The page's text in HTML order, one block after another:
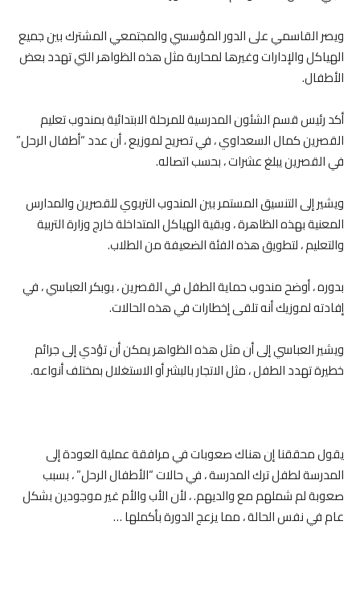
ويصر القاسمي على الدور المؤسسي والمجتمعي المشترك بين جميع
الهياكل والإدارات وغيرها لمحاربة مثل هذه الظواهر التي تهدد بعض
الأطفال.
أكد رئيس قسم الشئون المدرسية للمرحلة الابتدائية بمندوب تعليم
القصرين كمال السعداوي ، في تصريح لموزيع ، أن عدد “أطفال الرحل”
في القصرين يبلغ عشرات ، بحسب اتصاله.
ويشير إلى التنسيق المستمر بين المندوب التربوي للقصرين والمدارس
المعنية بهذه الظاهرة ، وبقية الهياكل المتداخلة خارج وزارة التربية
والتعليم ، لتطويق هذه الفئة الضعيفة من الطلاب.
بدوره ، أوضح مندوب حماية الطفل في القصرين ، بوبكر العباسي ، في
إفادته لموزيك أنه تلقى إخطارات في هذه الحالات.
ويشير العباسي إلى أن مثل هذه الظواهر يمكن أن تؤدي إلى جرائم
خطيرة تهدد الطفل ، مثل الاتجار بالبشر أو الاستغلال بمختلف أنواعه.
يقول محققنا إن هناك صعوبات في مرافقة عملية العودة إلى
المدرسة لطفل ترك المدرسة ، في حالات “الأطفال الرحل” ، بسبب
صعوبة لم شملهم مع والديهم. ، لأن الأب والأم غير موجودين بشكل
عام في نفس الحالة ، مما يزعج الدورة بأكملها …